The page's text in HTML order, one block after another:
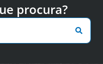
procura?